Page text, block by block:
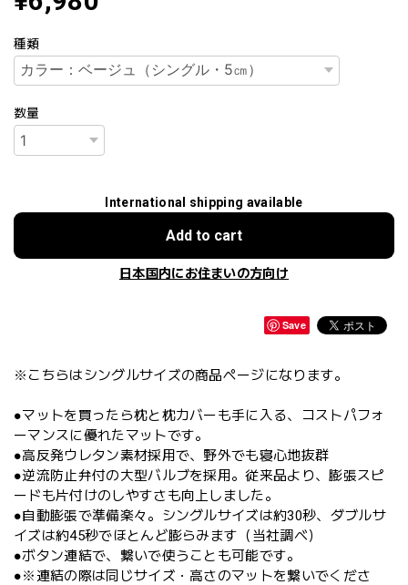
種類
数量
International shipping available
Add to cart
日本国内にお住まいの方向け
Save
※こちらはシングルサイズの商品ページになります。
●マットを買ったら枕と枕カバーも手に入る、コストパフォ
ーマンスに優れたマットです。
●高反発ウレタン素材採用で、野外でも寝心地抜群
●逆流防止弁付の大型バルブを採用。従来品より、膨張スピ
ードも片付けのしやすさも向上しました。
●自動膨張で準備楽々。シングルサイズは約30秒、ダブルサ
イズは約45秒でほとんど膨らみます（当社調べ）
●ボタン連結で、繋いで使うことも可能です。
●※連結の際は同じサイズ・高さのマットを繋いでくださ